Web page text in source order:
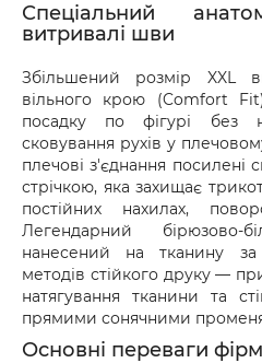
Спеціальний
витривалі шви
Збільшений розмір XXL
вільного крою (Comfort
посадку по фігурі без
сковування рухів у
плечові з'єднання посилені
стрічкою, яка захищає
постійних нахилах,
Легендарний
нанесений на тканину
методів стійкого друку —
натягування тканини та
прямими сонячними
Основні переваги